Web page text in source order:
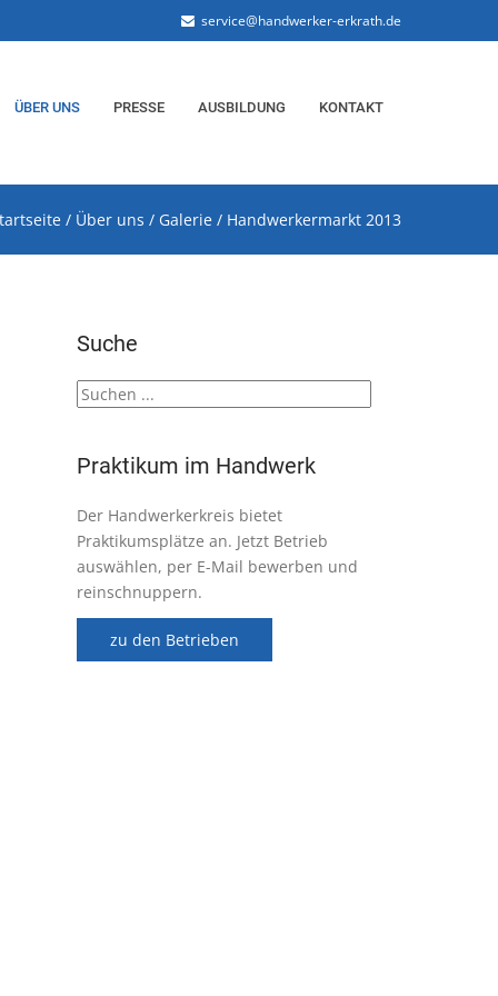
service@handwerker-erkrath.de
ÜBER UNS PRESSE AUSBILDUNG KONTAKT
/ Über uns / Galerie / Handwerkermarkt 2013
Suche
Praktikum im Handwerk
Der Handwerkerkreis bietet
Praktikumsplätze an. Jetzt Betrieb
auswählen, per E-Mail bewerben und
reinschnuppern.
zu den Betrieben